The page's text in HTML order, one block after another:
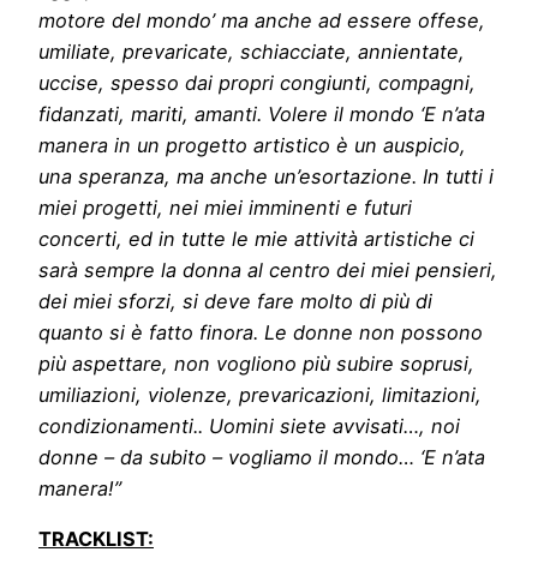
motore del mondo’ ma anche ad essere offese,
umiliate, prevaricate, schiacciate, annientate,
uccise, spesso dai propri congiunti, compagni,
fidanzati, mariti, amanti. Volere il mondo ‘E n’ata
manera in un progetto artistico è un auspicio,
una speranza, ma anche un’esortazione. In tutti i
miei progetti, nei miei imminenti e futuri
concerti, ed in tutte le mie attività artistiche ci
sarà sempre la donna al centro dei miei pensieri,
dei miei sforzi, si deve fare molto di più di
quanto si è fatto finora. Le donne non possono
più aspettare, non vogliono più subire soprusi,
umiliazioni, violenze, prevaricazioni, limitazioni,
condizionamenti.. Uomini siete avvisati…, noi
donne – da subito – vogliamo il mondo… ‘E n’ata
manera!”
TRACKLIST: